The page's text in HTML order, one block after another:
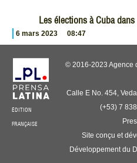
Les élections à Cuba
6 mars 2023 08:47
ÉDITION
FRANÇAISE
© 2016-2023 Agence
Calle E No. 454,
(+53) 7
Site conçu et
Développement du